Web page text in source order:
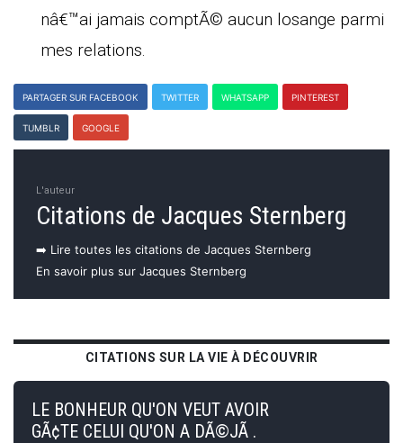
nâ€™ai jamais comptÃ© aucun losange parmi
mes relations.
PARTAGER SUR FACEBOOK TWITTER WHATSAPP PINTEREST
TUMBLR GOOGLE
L'auteur
Citations de Jacques Sternberg
➡️ Lire toutes les citations de Jacques Sternberg
En savoir plus sur Jacques Sternberg
CITATIONS SUR LA VIE À DÉCOUVRIR
LE BONHEUR QU'ON VEUT AVOIR
GÃ¢TE CELUI QU'ON A DÃ©JÃ .